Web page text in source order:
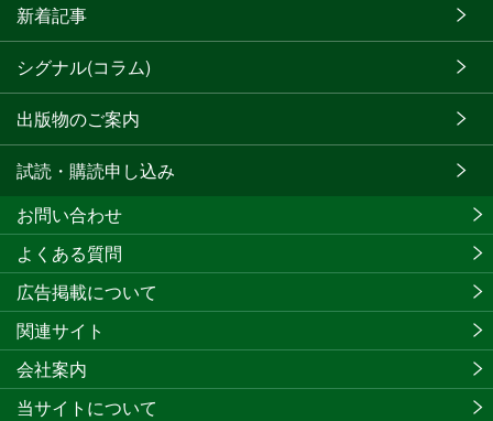
新着記事
シグナル(コラム)
出版物のご案内
試読・購読申し込み
お問い合わせ
よくある質問
広告掲載について
関連サイト
会社案内
当サイトについて